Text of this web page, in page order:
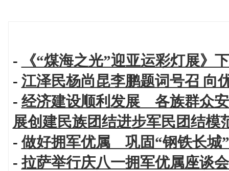
-
《“煤海之光”迎亚运彩灯展》
- 江泽民杨尚昆李鹏题词号召 向
- 经济建设顺利发展 各族群众
展创建民族团结进步军民团结模
-做好拥军优属 巩固“钢铁长城
-拉萨举行庆八一拥军优属座谈